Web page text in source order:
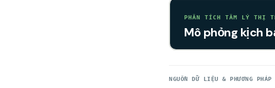
PHÂN TÍCH TÂM LÝ THỊ
Mô phỏng kịch
NGUỒN DỮ LIỆU & PHƯƠNG PHÁP